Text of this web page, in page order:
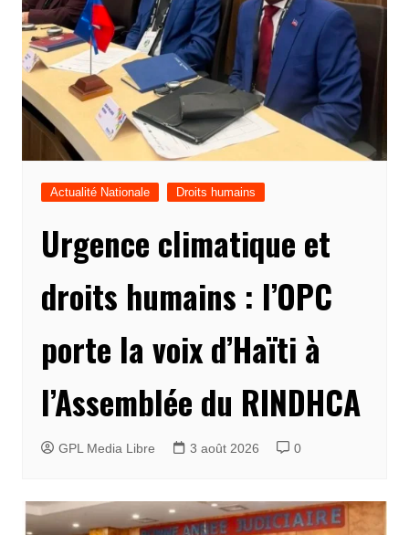
Actualité Nationale Droits humains
Urgence climatique et
droits humains : l’OPC
porte la voix d’Haïti à
l’Assemblée du RINDHCA
GPL Media Libre 3 août 2026 0